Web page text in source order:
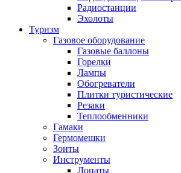
Радиостанции
Эхолоты
Туризм
Газовое оборудование
Газовые баллоны
Горелки
Лампы
Обогреватели
Плитки туристические
Резаки
Теплообменники
Гамаки
Гермомешки
Зонты
Инструменты
Лопаты